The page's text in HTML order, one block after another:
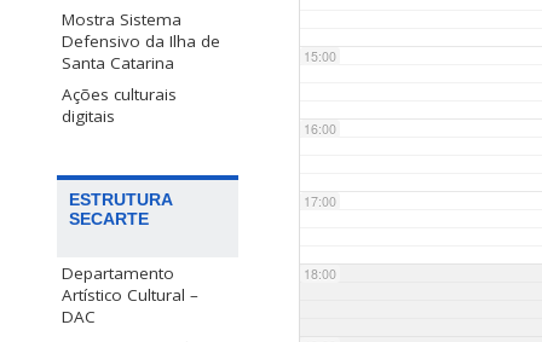
Mostra Sistema
Defensivo da Ilha de
Santa Catarina
Ações culturais
digitais
ESTRUTURA
SECARTE
Departamento
Artístico Cultural –
DAC
15:00
16:00
17:00
18:00